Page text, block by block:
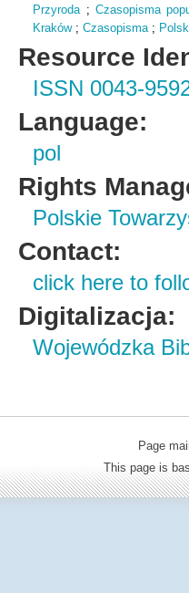
Przyroda;Czasopisma
Kraków;Czasopisma;
Resource
ISSN 0043-
Language:
pol
Rights
Polskie
Contact:
click here to
Digitalizacja:
Wojewódzka
Page
This page is